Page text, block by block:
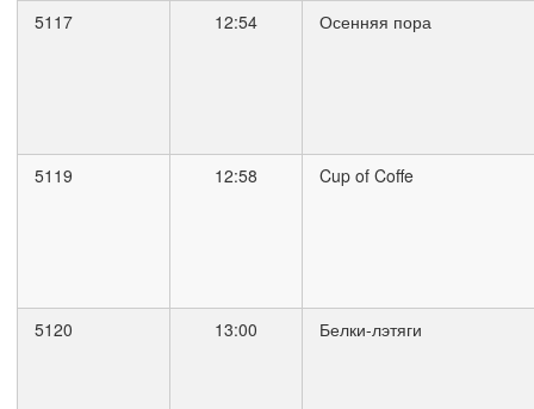
5117 12:54 Осенняя пора
5119 12:58 Cup of Coffe
5120 13:00 Белки-лэтяги